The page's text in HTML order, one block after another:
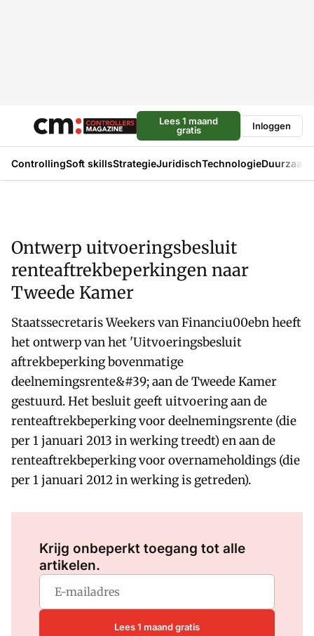
Lees 1 maand
gratis
Inloggen
ControllingSoft skillsStrategieJuridischTechnologie
Ontwerp uitvoeringsbesluit
renteaftrekbeperkingen naar
Tweede Kamer
Staatssecretaris Weekers van Financiu00ebn heeft
het ontwerp van het 'Uitvoeringsbesluit
aftrekbeperking bovenmatige
deelnemingsrente&#39; aan de Tweede Kamer
gestuurd. Het besluit geeft uitvoering aan de
renteaftrekbeperking voor deelnemingsrente (die
per 1 januari 2013 in werking treedt) en aan de
renteaftrekbeperking voor overnameholdings (die
per 1 januari 2012 in werking is getreden).
Krijg onbeperkt toegang tot alle
artikelen.
Lees 1 maand gratis